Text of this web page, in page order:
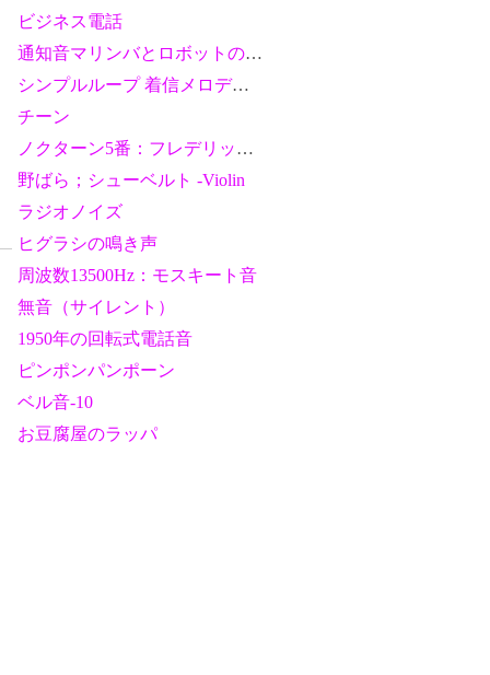
ビジネス電話
通知音マリンバとロボットの音声で「LINE です」
シンプルループ 着信メロディ01
チーン
ノクターン5番：フレデリック・ショパン
野ばら；シューベルト -Violin
ラジオノイズ
ヒグラシの鳴き声
周波数13500Hz：モスキート音
無音（サイレント）
1950年の回転式電話音
ピンポンパンポーン
ベル音-10
お豆腐屋のラッパ